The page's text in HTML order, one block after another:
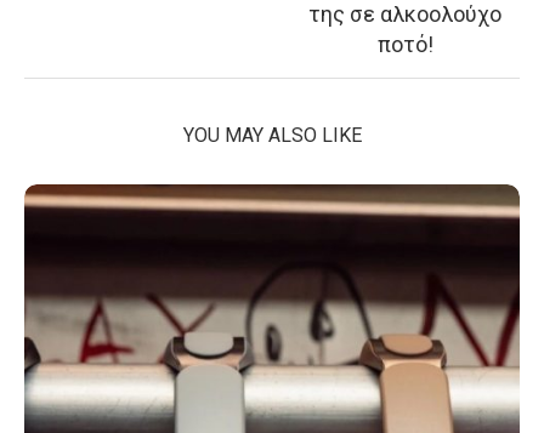
της σε αλκοολούχο
ποτό!
YOU MAY ALSO LIKE